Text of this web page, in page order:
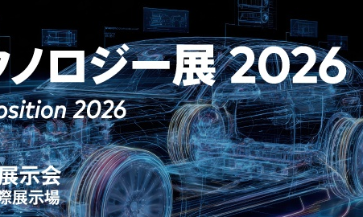
3DiH Printer